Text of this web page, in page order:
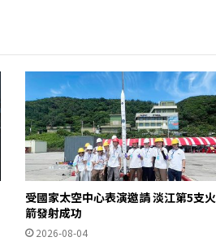
受國家太空中心表演邀請 淡江第5支火
箭發射成功
2026-08-04